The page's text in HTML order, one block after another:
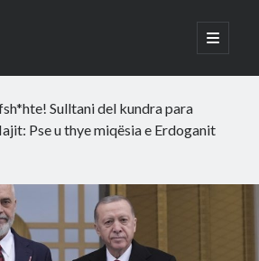
open
primary
Sulltani del kundra para
Pse u thye miqësia e Erdoganit